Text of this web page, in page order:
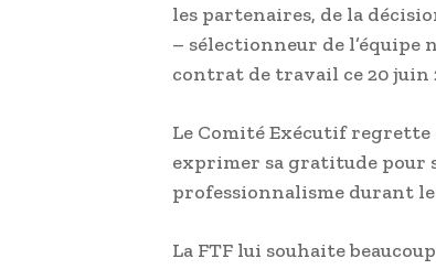
les partenaires, de la
– sélectionneur de l’équipe
contrat de travail ce 20 juin
Le Comité Exécutif
exprimer sa gratitude pour
professionnalisme durant
La FTF lui souhaite